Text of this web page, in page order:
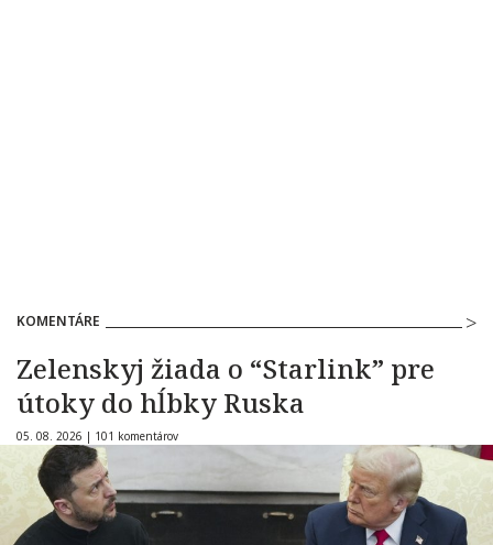
KOMENTÁRE
Zelenskyj žiada o “Starlink” pre
útoky do hĺbky Ruska
05. 08. 2026 | 101 komentárov